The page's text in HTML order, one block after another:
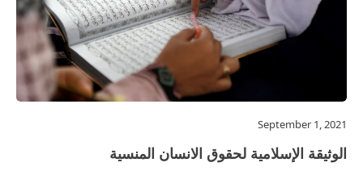
September 1, 2021
الوثيقة الإسلامية لحقوق الانسان المنسية